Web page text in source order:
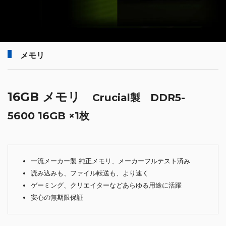
メモリ
16GB メモリ
Crucial製 DDR5-
5600 16GB ×1枚
一流メーカー製 純正メモリ、メーカーフルテスト済み
読み込みも、ファイル転送も、より速く
ゲーミング、クリエイターなどあらゆる用途に活躍
安心の無期限保証